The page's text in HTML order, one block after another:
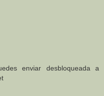
enviar desbloqueada a